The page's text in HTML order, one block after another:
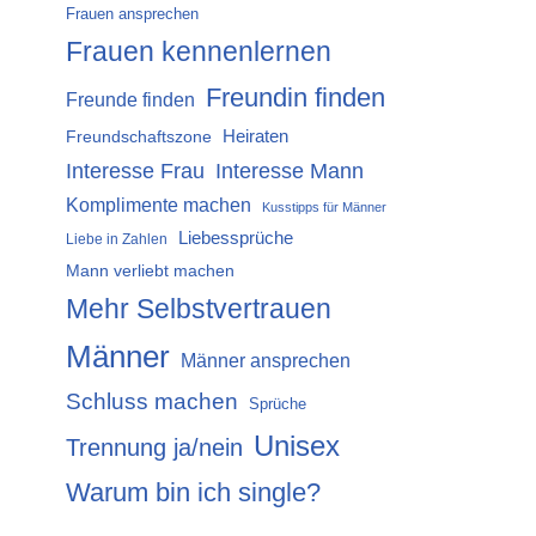
Frauen ansprechen
Frauen kennenlernen
Freunde finden Freundin finden
Freundschaftszone Heiraten
Interesse Frau Interesse Mann
Komplimente machen Kusstipps für Männer
Liebe in Zahlen Liebessprüche
Mann verliebt machen
Mehr Selbstvertrauen
Männer Männer ansprechen
Schluss machen Sprüche
Trennung ja/nein Unisex
Warum bin ich single?